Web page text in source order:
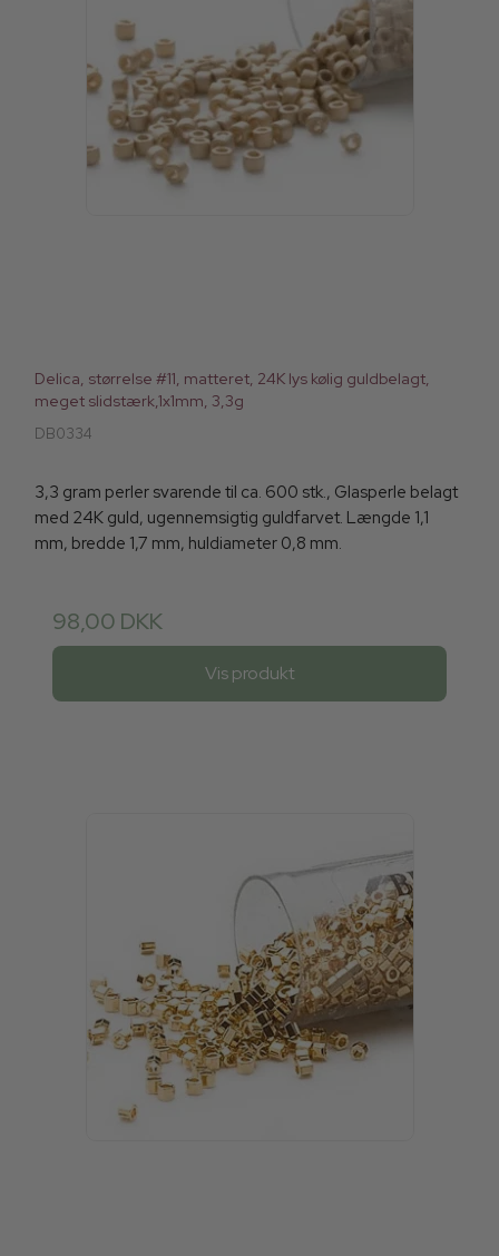
Delica, størrelse #11, matteret, 24K lys kølig guldbelagt,
meget slidstærk,1x1mm, 3,3g
DB0334
3,3 gram perler svarende til ca. 600 stk., Glasperle belagt
med 24K guld, ugennemsigtig guldfarvet. Længde 1,1
mm, bredde 1,7 mm, huldiameter 0,8 mm.
98,00 DKK
Vis produkt